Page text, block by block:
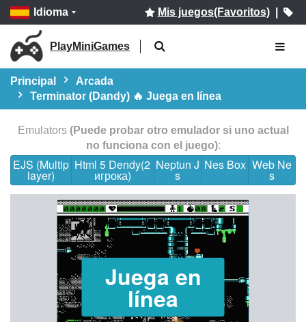
Idioma Mis juegos(Favoritos)|
PlayMiniGames
Principal
Arcada
Terminator (Dandy) 🔥 Juega en línea
Emulators (Puede probar otro emulador si uno actual
no funciona con el juego):
EJS (Multip
layer)
Html 5 Dendy(2
игрока)
Neptun J
s
Nes Box Web Ne
s
Juega en
línea